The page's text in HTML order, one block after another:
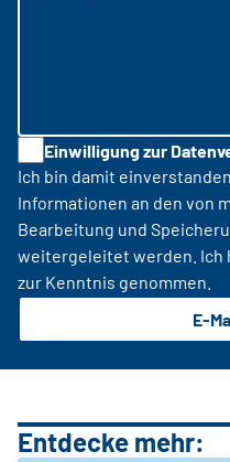
Einwilligung zur
Ich bin damit
Informationen an den von
Bearbeitung und
weitergeleitet werden. Ich
zur Kenntnis genommen.
E-
Entdecke mehr: